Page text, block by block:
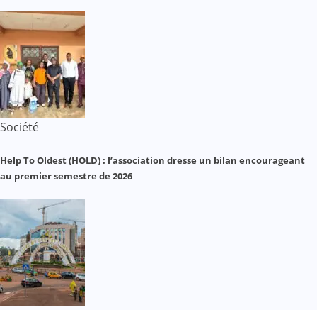
Société
Help To Oldest (HOLD) : l’association dresse un bilan encourageant
au premier semestre de 2026